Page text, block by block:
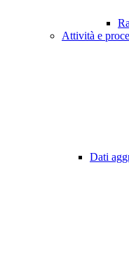
Attività e
Dati